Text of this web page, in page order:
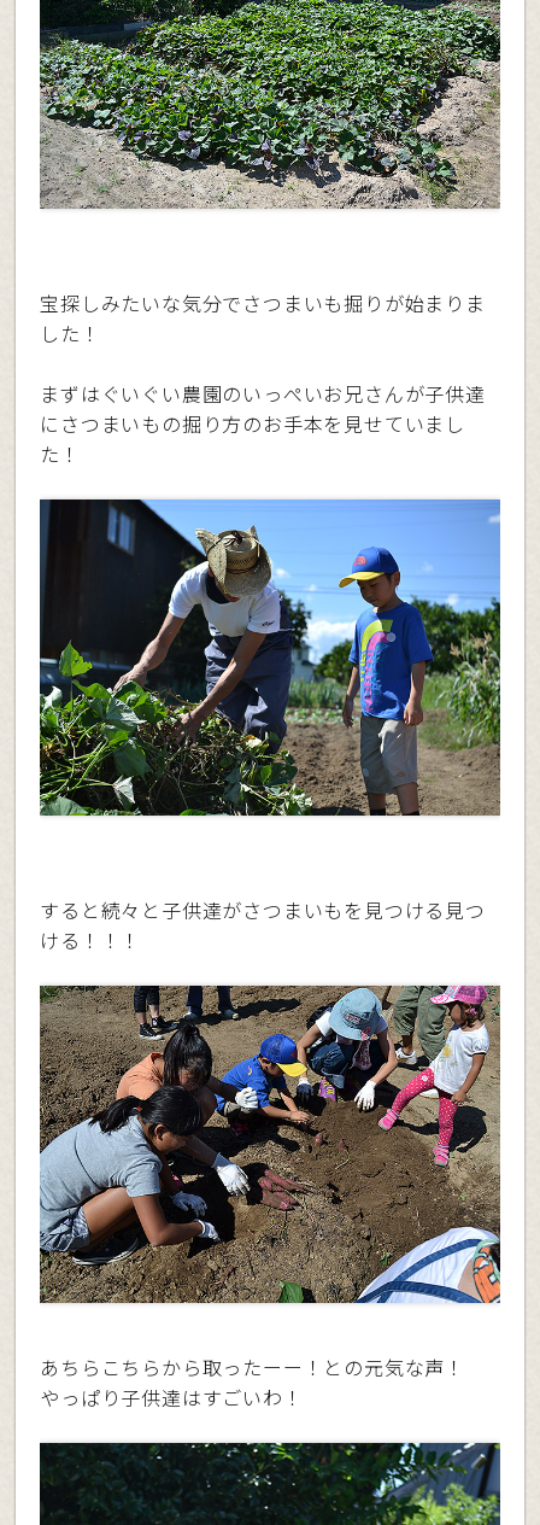
宝探しみたいな気分でさつまいも掘りが始まりま
した！
まずはぐいぐい農園のいっぺいお兄さんが子供達
にさつまいもの掘り方のお手本を見せていまし
た！
すると続々と子供達がさつまいもを見つける見つ
ける！！！
あちらこちらから取ったーー！との元気な声！
やっぱり子供達はすごいわ！